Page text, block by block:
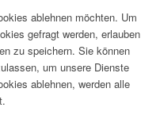
ablehnen möchten. Um
gefragt werden, erlauben
zu speichern. Sie können
um unsere Dienste
ablehnen, werden alle